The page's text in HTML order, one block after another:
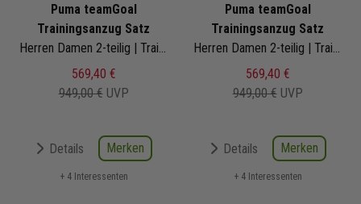
Puma teamGoal
Trainingsanzug Satz
Herren Damen 2-teilig | Trainingsjacke Trainingshose
569,40 €
949,00 € UVP
Details Merken
+ 4 Interessenten
Puma teamGoal
Trainingsanzug Satz
Herren Damen 2-teilig | Trainingsjacke Trainingshose
569,40 €
949,00 € UVP
Details Merken
+ 4 Interessenten